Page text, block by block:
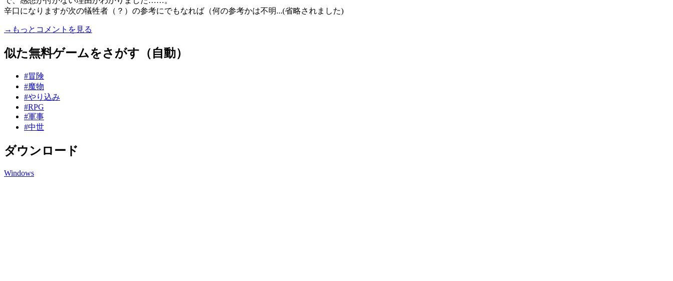
辛口になりますが次の犠牲者（？）の参考にでもなれば（何の参考かは不明...(省略されました)
→もっとコメントを見る
似た無料ゲームをさがす（自動）
#冒険
#魔物
#やり込み
#RPG
#軍事
#中世
ダウンロード
Windows